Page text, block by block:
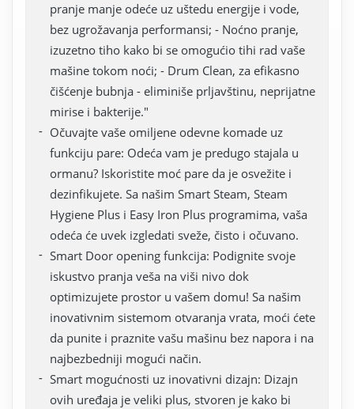
pranje manje odeće uz uštedu energije i vode,
bez ugrožavanja performansi; - Noćno pranje,
izuzetno tiho kako bi se omogućio tihi rad vaše
mašine tokom noći; - Drum Clean, za efikasno
čišćenje bubnja - eliminiše prljavštinu, neprijatne
mirise i bakterije."
Očuvajte vaše omiljene odevne komade uz
funkciju pare: Odeća vam je predugo stajala u
ormanu? Iskoristite moć pare da je osvežite i
dezinfikujete. Sa našim Smart Steam, Steam
Hygiene Plus i Easy Iron Plus programima, vaša
odeća će uvek izgledati sveže, čisto i očuvano.
Smart Door opening funkcija: Podignite svoje
iskustvo pranja veša na viši nivo dok
optimizujete prostor u vašem domu! Sa našim
inovativnim sistemom otvaranja vrata, moći ćete
da punite i praznite vašu mašinu bez napora i na
najbezbedniji mogući način.
Smart mogućnosti uz inovativni dizajn: Dizajn
ovih uređaja je veliki plus, stvoren je kako bi